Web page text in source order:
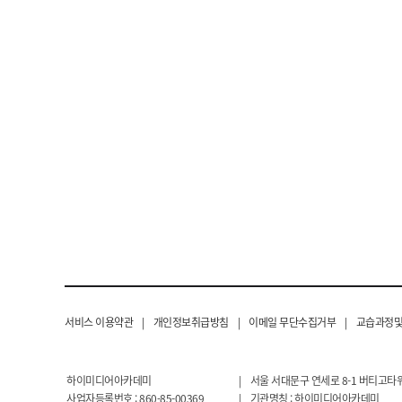
서비스 이용약관 | 개인정보취급방침 | 이메일 무단수집거부 | 교습과정
하이미디어아카데미 |
서울 서대문구 연세로 8-1 버티고타
사업자등록번호 : 860-85-00369
| 기관명칭 : 하이미디어아카데미